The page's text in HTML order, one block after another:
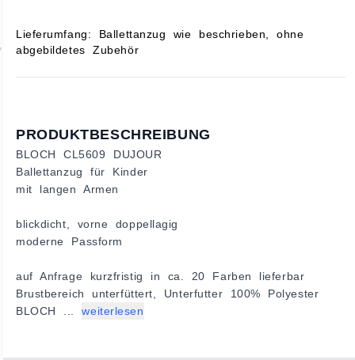
Lieferumfang: Ballettanzug wie beschrieben, ohne
abgebildetes Zubehör
PRODUKTBESCHREIBUNG
BLOCH CL5609 DUJOUR
Ballettanzug für Kinder
mit langen Armen
blickdicht, vorne doppellagig
moderne Passform
auf Anfrage kurzfristig in ca. 20 Farben lieferbar
Brustbereich unterfüttert, Unterfutter 100% Polyester
BLOCH ...weiterlesen